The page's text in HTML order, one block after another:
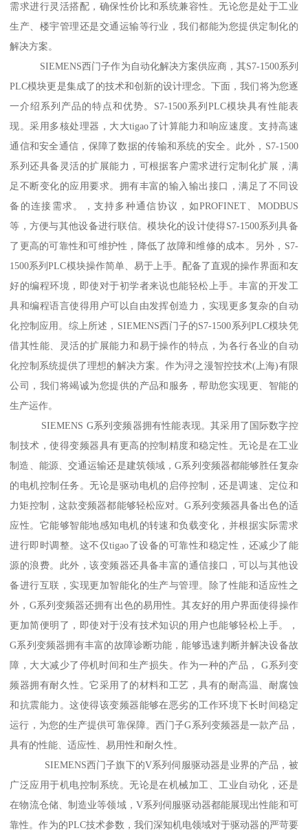
需求进行灵活搭配，确保性价比和系统兼容性。无论您是处于工业
生产、楼宇管理还是交通运输等行业，我们都能为您提供定制化的
解决方案。
SIEMENS西门子作为自动化解决方案供应商，其S7-1500系列
PLC模块更是集成了的技术和创新的设计理念。下面，我们将为您逐
一介绍系列产品的特点和优势。S7-1500系列PLC模块具有性能表
现。采用多核处理器，大大tigao了计算能力和响应速度。支持高速
通信和安全通信，保障了数据的传输和系统的安全。此外，S7-1500
系列还具备灵活的扩展能力，可根据客户需求进行定制化扩展，满
足不断变化的应用要求。拥有丰富的输入输出接口，满足了不同设
备的连接需求。，支持多种通信协议，如PROFINET、MODBUS
等，方便与其他设备进行联信。模块化的设计使得S7-1500系列具备
了更高的可靠性和可维护性，降低了故障和维修的成本。另外，S7-
1500系列PLC模块操作简单、易于上手。配备了直观的操作界面和友
好的编程环境，即使对于初学者来说也能轻松上手。丰富的开发工
具和编程语言使得用户可以自由发挥创造力，实现更多复杂的自动
化控制应用。综上所述，SIEMENS西门子的S7-1500系列PLC模块凭
借其性能、灵活的扩展能力和易于操作的特点，为各行各业的自动
化控制系统提供了理想的解决方案。作为浔之漫智控技术(上海)有限
公司，我们将竭诚为您提供的产品和服务，帮助您实现更、智能的
生产运作。
SIEMENS G系列变频器拥有性能表现。其采用了国际数字控
制技术，使得变频器具有更高的控制精度和稳定性。无论是在工业
制造、能源、交通运输还是建筑领域，G系列变频器都能够胜任复杂
的电机控制任务。无论是驱动电机的启停控制，还是调速、定位和
力矩控制，这款变频器都能够轻松应对。G系列变频器具备出色的适
应性。它能够智能地感知电机的转速和负载变化，并根据实际需求
进行即时调整。这不仅tigao了设备的可靠性和稳定性，还减少了能
源的浪费。此外，该变频器还具备丰富的通信接口，可以与其他设
备进行互联，实现更加智能化的生产与管理。除了性能和适应性之
外，G系列变频器还拥有出色的易用性。其友好的用户界面使得操作
更加简便明了，即使对于没有技术知识的用户也能够轻松上手。，
G系列变频器拥有丰富的故障诊断功能，能够迅速判断并解决设备故
障，大大减少了停机时间和生产损失。作为一种的产品， G系列变
频器拥有耐久性。它采用了的材料和工艺，具有的耐高温、耐腐蚀
和抗震能力。这使得该变频器能够在恶劣的工作环境下长时间稳定
运行，为您的生产提供可靠保障。西门子G系列变频器是一款产品，
具有的性能、适应性、易用性和耐久性。
SIEMENS西门子旗下的V系列伺服驱动器是业界的产品，被
广泛应用于机电控制系统。无论是在机械加工、工业自动化，还是
在物流仓储、制造业等领域，V系列伺服驱动器都能展现出性能和可
靠性。作为的PLC技术参数，我们深知机电领域对于驱动器的严苛要